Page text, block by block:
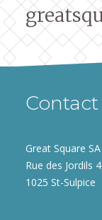
Contact
Great Square SA
Rue des Jordils
1025 St-Sulpice